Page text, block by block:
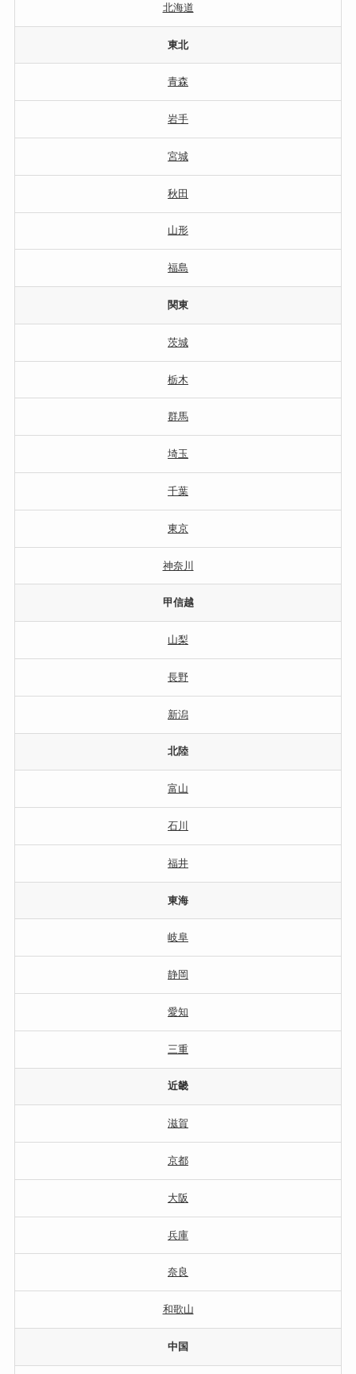
北海道
東北
青森
岩手
宮城
秋田
山形
福島
関東
茨城
栃木
群馬
埼玉
千葉
東京
神奈川
甲信越
山梨
長野
新潟
北陸
富山
石川
福井
東海
岐阜
静岡
愛知
三重
近畿
滋賀
京都
大阪
兵庫
奈良
和歌山
中国